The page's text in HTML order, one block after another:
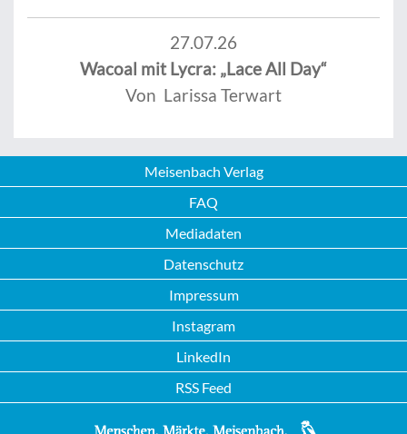
27.07.26
Wacoal mit Lycra: „Lace All Day“
Von Larissa Terwart
Meisenbach Verlag
FAQ
Mediadaten
Datenschutz
Impressum
Instagram
LinkedIn
RSS Feed